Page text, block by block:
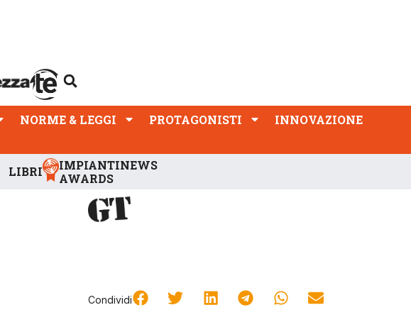
NORME & LEGGI PROTAGONISTI
INNOVAZIONE
LIBRI
IMPIANTINEWS
AWARDS
Condividi